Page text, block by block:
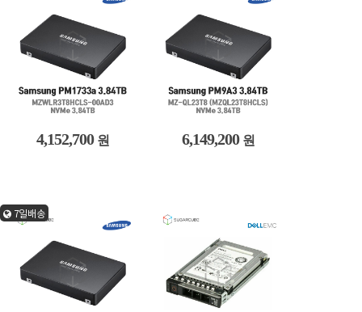
4,152,700 원 6,149,200 원
7일배송